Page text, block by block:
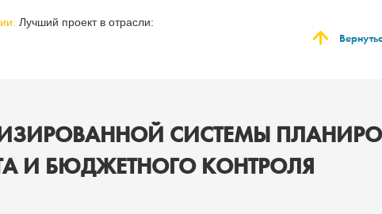
Лучший проект в отрасли:
СИСТЕМЫ
И БЮДЖЕТНОГО КОНТРОЛЯ